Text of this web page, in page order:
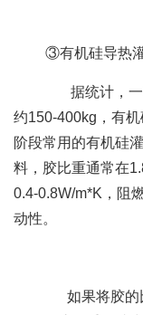
③有机硅导热
据统计，一
约150-400kg，有
阶段常用的有机硅
料，胶比重通常在
0.4-0.8W/m*K，阻
动性。
如果将胶的